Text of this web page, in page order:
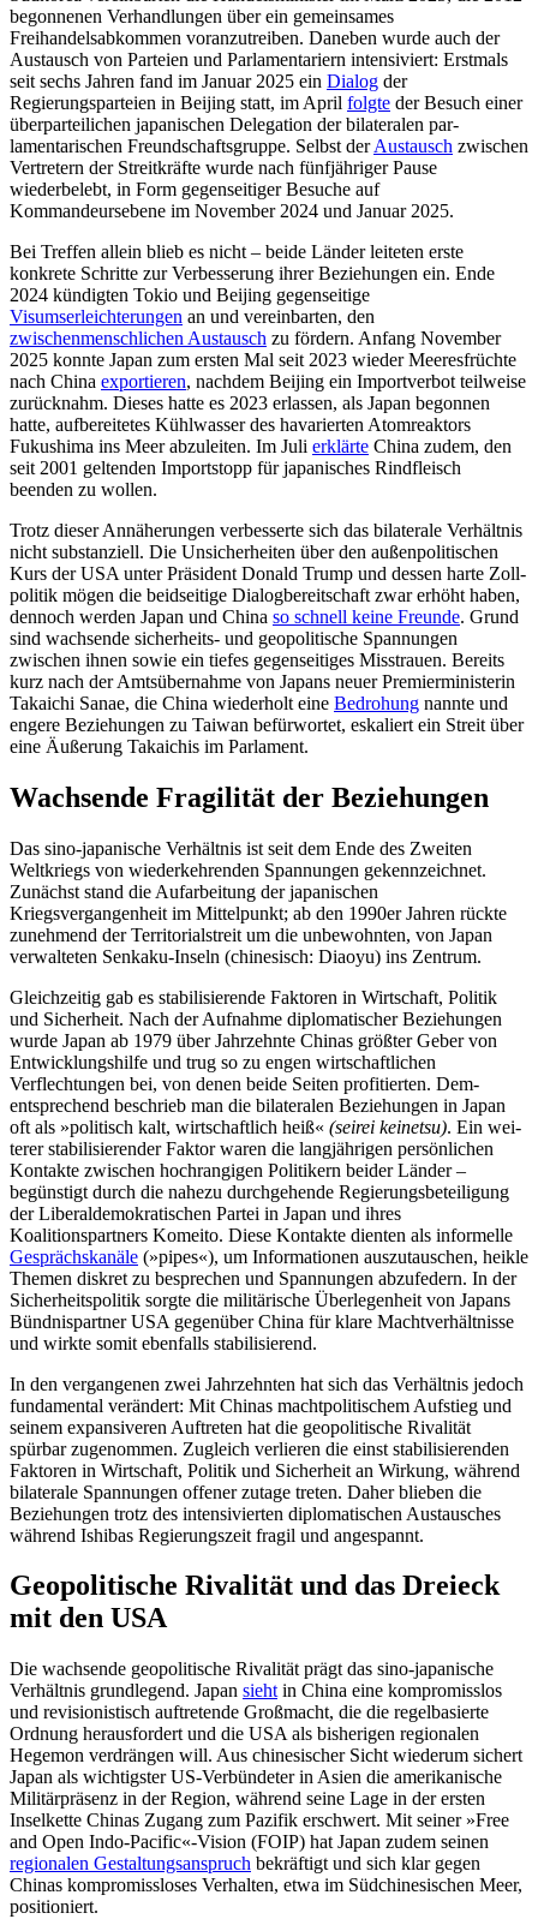
be­gonnenen Verhandlungen über ein gemein­sames
Freihandelsabkommen vor­an­zutreiben. Daneben wurde auch der
Aus­tausch von Parteien und Parlamentariern intensiviert: Erstmals
seit sechs Jahren fand im Januar 2025 ein Dialog der
Regierungsparteien in Beijing statt, im April folgte der Besuch einer
über­parteilichen japanischen Delega­tion der bilateralen par­
lamentarischen Freundschaftsgruppe. Selbst derAustausch zwi­schen
Vertretern der Streitkräfte wurde nach fünf­jähriger Pause
wiederbelebt, in Form gegen­seitiger Besuche auf
Kommandeursebene im No­vem­ber 2024 und Januar 2025.
Bei Treffen allein blieb es nicht – beide Länder leiteten erste
konkrete Schritte zur Verbesserung ihrer Beziehungen ein. Ende
2024 kündigten Tokio und Beijing gegen­seitige
Visumserleichterungen an und verein­barten, den
zwischenmenschlichen Austausch zu fördern. Anfang November
2025 konnte Japan zum ersten Mal seit 2023 wieder Meeresfrüchte
nach China ex­por­tie­ren, nachdem Beijing ein Import­verbot teilweise
zurücknahm. Dieses hatte es 2023 erlassen, als Japan begonnen
hatte, aufbe­reitetes Kühlwasser des havarierten Atom­reaktors
Fukushima ins Meer abzuleiten. Im Juli erklärte China zu­dem, den
seit 2001 gelten­den Importstopp für japanisches Rindfleisch
beenden zu wollen.
Trotz dieser Annäherungen verbesserte sich das bilaterale Verhältnis
nicht sub­stan­ziell. Die Unsicherheiten über den außen­politischen
Kurs der USA unter Prä­si­dent Donald Trump und dessen harte Zoll­
politik mögen die beidseitige Dialog­bereit­schaft zwar erhöht haben,
dennoch werden Japan und China so schnell keine Freunde. Grund
sind wachsende sicherheits- und geopolitische Spannungen
zwischen ihnen sowie ein tiefes gegenseitiges Miss­trauen. Bereits
kurz nach der Amtsübernahme von Japans neuer Premierministerin
Takaichi Sanae, die China wiederholt eine Bedrohung nannte und
engere Beziehungen zu Taiwan befür­wortet, eskaliert ein Streit über
eine Äuße­rung Takaichis im Parlament.
Wachsende Fragilität der Beziehungen
Das sino-japanische Verhältnis ist seit dem Ende des Zweiten
Weltkriegs von wiederkehrenden Spannungen gekennzeichnet.
Zunächst stand die Aufarbeitung der japa­nischen
Kriegsvergangenheit im Mittelpunkt; ab den 1990er Jahren rückte
zuneh­mend der Territorialstreit um die unbewohn­ten, von Japan
verwalteten Senkaku-Inseln (chi­ne­sisch: Diaoyu) ins Zentrum.
Gleichzeitig gab es stabilisierende Faktoren in Wirtschaft, Politik
und Sicher­heit. Nach der Aufnahme diplomatischer Bezie­hungen
wurde Japan ab 1979 über Jahr­zehnte Chinas größter Geber von
Entwicklungshilfe und trug so zu engen wirtschaftlichen
Verflechtungen bei, von denen beide Seiten profitierten. Dem­
entsprechend be­schrieb man die bilateralen Bezie­hungen in Japan
oft als »politisch kalt, wirtschaftlich heiß« (seirei keinetsu). Ein wei­
terer stabi­lisie­render Faktor waren die lang­jährigen per­sönlichen
Kontakte zwi­schen hochrangigen Politikern beider Länder –
begünstigt durch die nahezu durchgehende Regierungs­beteiligung
der Liberaldemokratischen Partei in Japan und ihres
Koalitionspartners Komeito. Diese Kontakte dienten als infor­melle
Gesprächskanäle (»pipes«), um Infor­mationen auszutauschen, heikle
Themen diskret zu besprechen und Span­nungen abzufedern. In der
Sicherheits­politik sorgte die militärische Überlegenheit von Japans
Bündnispartner USA gegenüber China für klare Machtverhältnisse
und wirkte somit ebenfalls stabilisierend.
In den vergangenen zwei Jahrzehnten hat sich das Verhältnis jedoch
fundamental verändert: Mit Chinas machtpolitischem Aufstieg und
seinem expansiveren Auftre­ten hat die geopolitische Rivalität
spürbar zugenommen. Zugleich verlieren die einst stabilisierenden
Faktoren in Wirtschaft, Politik und Sicherheit an Wirkung, wäh­rend
bilaterale Spannungen offener zutage treten. Daher blieben die
Beziehungen trotz des intensivierten diplomatischen Austausches
während Ishibas Regie­rungszeit fragil und angespannt.
Geopolitische Rivalität und das Dreieck
mit den USA
Die wachsende geopolitische Rivalität prägt das sino-japanische
Verhältnis grund­legend. Japan sieht in China eine kompromisslos
und revisionistisch auftretende Großmacht, die die regelbasierte
Ordnung herausfordert und die USA als bisherigen regionalen
Hegemon verdrängen will. Aus chinesischer Sicht wiederum sichert
Japan als wichtigster US-Verbündeter in Asien die amerika­nische
Militärpräsenz in der Region, wäh­rend seine Lage in der ersten
Inselkette Chinas Zugang zum Pazifik erschwert. Mit seiner »Free
and Open Indo-Pacific«-Vision (FOIP) hat Japan zudem seinen
regionalen Gestal­tungsanspruch bekräftigt und sich klar gegen
Chinas kompromissloses Ver­hal­ten, etwa im Südchinesischen Meer,
posi­tioniert.